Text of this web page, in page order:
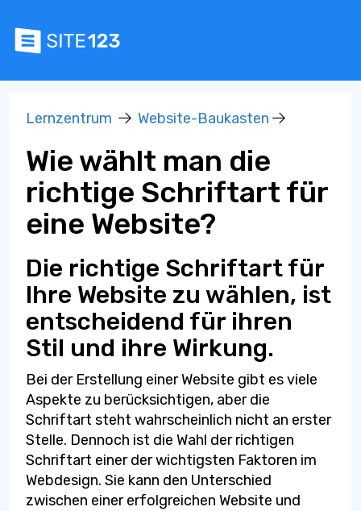
Lernzentrum Website-Baukasten
Wie wählt man die
richtige Schriftart für
eine Website?
Die richtige Schriftart für
Ihre Website zu wählen, ist
entscheidend für ihren
Stil und ihre Wirkung.
Bei der Erstellung einer Website gibt es viele
Aspekte zu berücksichtigen, aber die
Schriftart steht wahrscheinlich nicht an erster
Stelle. Dennoch ist die Wahl der richtigen
Schriftart einer der wichtigsten Faktoren im
Webdesign. Sie kann den Unterschied
zwischen einer erfolgreichen Website und